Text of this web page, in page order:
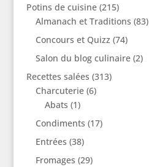
Potins de cuisine(215)
Almanach et Traditions (83)
Concours et Quizz (74)
Salon du blog culinaire(2)
Recettes salées (313)
Charcuterie(6)
Abats (1)
Condiments (17)
Entrées (38)
Fromages (29)